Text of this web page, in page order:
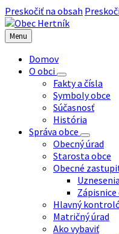
Preskočiť na obsah
Menu
Domov
O obci
Fakty a čísla
Symboly obce
Súčasnosť
História
Správa obce
Obecný úrad
Starosta obce
Obecné
Hlavný
Matričný úrad
Ako vybaviť